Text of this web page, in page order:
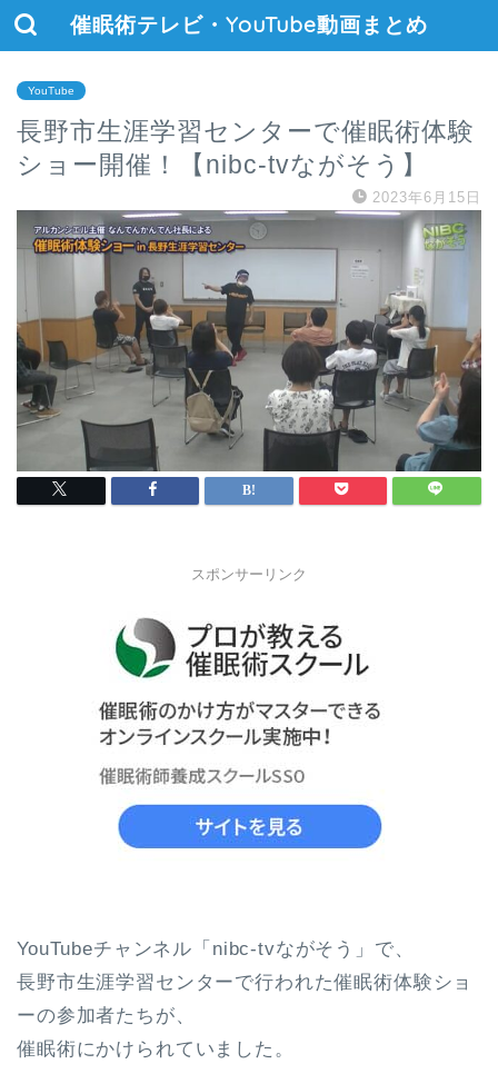
催眠術テレビ・YouTube動画まとめ
YouTube
長野市生涯学習センターで催眠術体験
ショー開催！【nibc-tvながそう】
2023年6月15日
スポンサーリンク
YouTubeチャンネル「nibc-tvながそう」で、
長野市生涯学習センターで行われた催眠術体験ショ
ーの参加者たちが、
催眠術にかけられていました。